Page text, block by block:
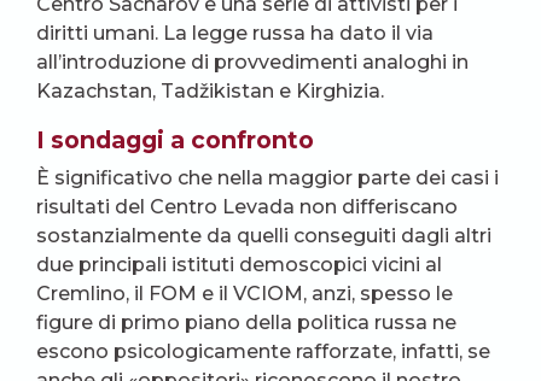
diritti umani. La legge russa ha dato il via
all’introduzione di provvedimenti analoghi in
Kazachstan, Tadžikistan e Kirghizia.
I sondaggi a confronto
È significativo che nella maggior parte dei casi i
risultati del Centro Levada non differiscano
sostanzialmente da quelli conseguiti dagli altri
due principali istituti demoscopici vicini al
Cremlino, il FOM e il VCIOM, anzi, spesso le
figure di primo piano della politica russa ne
escono psicologicamente rafforzate, infatti, se